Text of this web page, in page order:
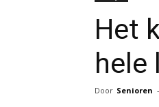
Het
hele
Door Senioren -